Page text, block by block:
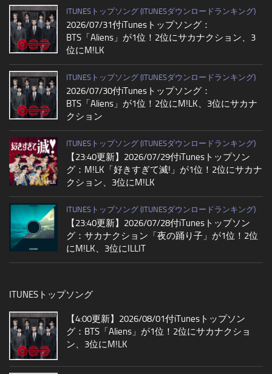
ITUNESトップソング (ITUNESダウンロードランキング)
2026/07/31付iTunesトップソング：
BTS「Aliens」が1位！2位にサカナクション、3
位にM!LK
ITUNESトップソング (ITUNESダウンロードランキング)
2026/07/30付iTunesトップソング：
BTS「Aliens」が1位！2位にM!LK、3位にサカナ
クション
ITUNESトップソング (ITUNESダウンロードランキング)
【23:40更新】2026/07/29付iTunesトップソン
グ：M!LK「好きすぎて滅!」が1位！2位にサカナ
クション、3位にM!LK
ITUNESトップソング (ITUNESダウンロードランキング)
【23:40更新】2026/07/28付iTunesトップソン
グ：サカナクション「夜の踊り子」が1位！2位
にM!LK、3位にILLIT
ITUNESトップソング
【4:00更新】2026/08/01付iTunesトップソン
グ：BTS「Aliens」が1位！2位にサカナクショ
ン、3位にM!LK